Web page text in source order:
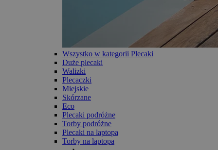
Wszystko w kategorii Plecaki
Duże plecaki
Walizki
Plecaczki
Miejskie
Skórzane
Eco
Plecaki podróżne
Torby podróżne
Plecaki na laptopa
Torby na laptopa